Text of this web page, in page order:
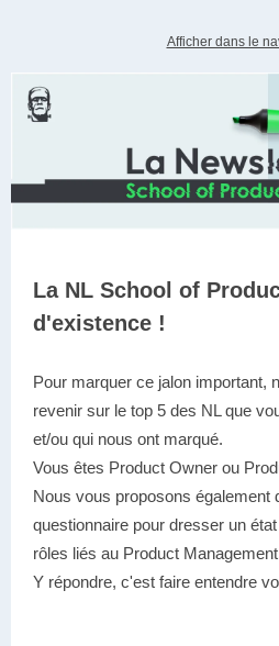
Afficher dans le
La NL School of
d'existence !
Pour marquer ce jalon important,
revenir sur le top 5 des NL que
et/ou qui nous ont marqué.
Vous êtes Product Owner ou
Nous vous proposons également
questionnaire pour dresser un
rôles liés au Product
Y répondre, c'est faire entendre